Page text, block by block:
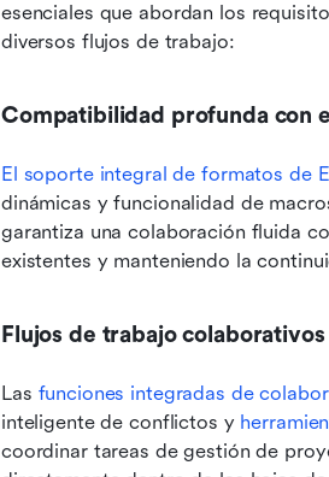
esenciales que abordan los
diversos flujos de trabajo:
Compatibilidad profunda con
El soporte integral de formatos de
dinámicas y funcionalidad de
garantiza una colaboración fluida
existentes y manteniendo la
Flujos de trabajo
Las funciones integradas de
inteligente de conflictos y
coordinar tareas de gestión de